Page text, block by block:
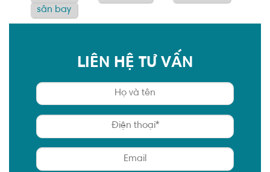
sân bay
LIÊN HỆ TƯ VẤN